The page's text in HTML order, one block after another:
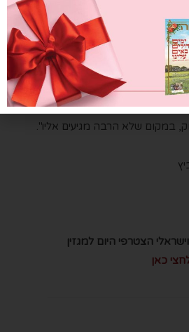
איתה עומס עצום, ואפשר ללכת
"תלמדו לבקש עזרה. לא להתבייש
וזה מציל חיים. אם אנחנו
ואסור שזה יקרה.
החיים של לפני", היא מסכמת,
במקום שלא הרבה מגיעים אליו".
הצטרפי היום למגזין
כאן